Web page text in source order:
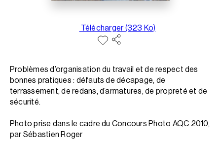
Télécharger (323 Ko)
Problèmes d’organisation du travail et de respect des
bonnes pratiques : défauts de décapage, de
terrassement, de redans, d’armatures, de propreté et de
sécurité.
Photo prise dans le cadre du Concours Photo AQC 2010,
par Sébastien Roger